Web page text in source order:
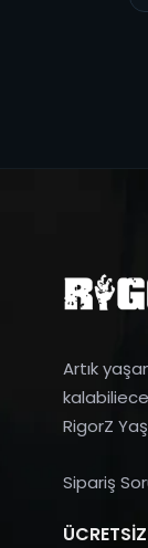
Artık
RigorZ
Sipariş
ÜCRETSIZ